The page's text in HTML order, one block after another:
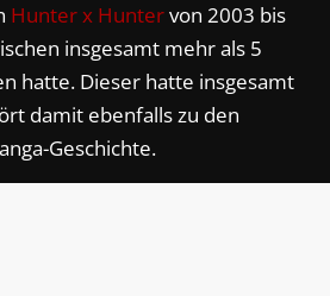
Hunter x Huntervon 2003 bis
insgesamt mehr als 5
hatte. Dieser hatte insgesamt
damit ebenfalls zu den
Geschichte.